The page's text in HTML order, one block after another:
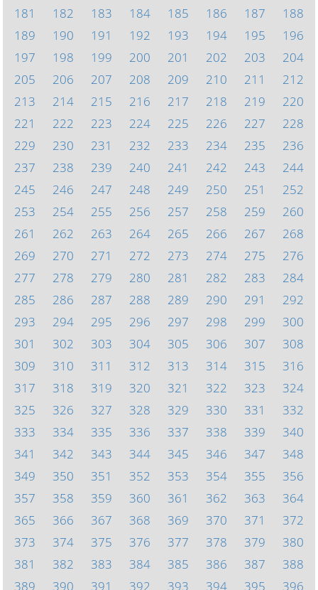
181
182 183 184 185 186 187
188
189
190 191 192 193 194 195
196
197
198 199 200 201 202 203
204
205
206 207 208 209 210 211
212
213
214 215 216 217 218 219
220
221
222 223 224 225 226 227
228
229
230 231 232 233 234 235
236
237
238 239 240 241 242 243
244
245
246 247 248 249 250 251
252
253
254 255 256 257 258 259
260
261
262 263 264 265 266 267
268
269
270 271 272 273 274 275
276
277
278 279 280 281 282 283
284
285
286 287 288 289 290 291
292
293
294 295 296 297 298 299
300
301
302 303 304 305 306 307
308
309
310 311 312 313 314 315
316
317
318 319 320 321 322 323
324
325
326 327 328 329 330 331
332
333
334 335 336 337 338 339
340
341
342 343 344 345 346 347
348
349
350 351 352 353 354 355
356
357
358 359 360 361 362 363
364
365
366 367 368 369 370 371
372
373
374 375 376 377 378 379
380
381
382 383 384 385 386 387
388
389
390 391 392 393 394 395 396